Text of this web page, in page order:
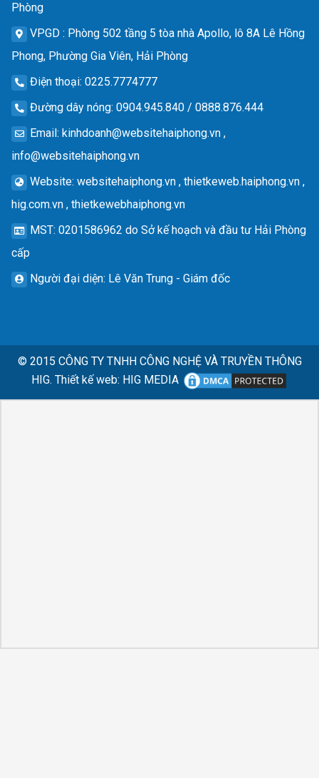
Phòng
VPGD : Phòng 502 tầng 5 tòa nhà Apollo, lô 8A Lê Hồng
Phong, Phường Gia Viên, Hải Phòng
Điện thoại: 0225.7774777
Đường dây nóng: 0904.945.840 / 0888.876.444
Email: kinhdoanh@websitehaiphong.vn ,
info@websitehaiphong.vn
Website: websitehaiphong.vn , thietkeweb.haiphong.vn ,
hig.com.vn , thietkewebhaiphong.vn
MST: 0201586962 do Sở kế hoạch và đầu tư Hải Phòng
cấp
Người đại diện: Lê Văn Trung - Giám đốc
© 2015 CÔNG TY TNHH CÔNG NGHỆ VÀ TRUYỀN THÔNG
HIG. Thiết kế web: HIG MEDIA